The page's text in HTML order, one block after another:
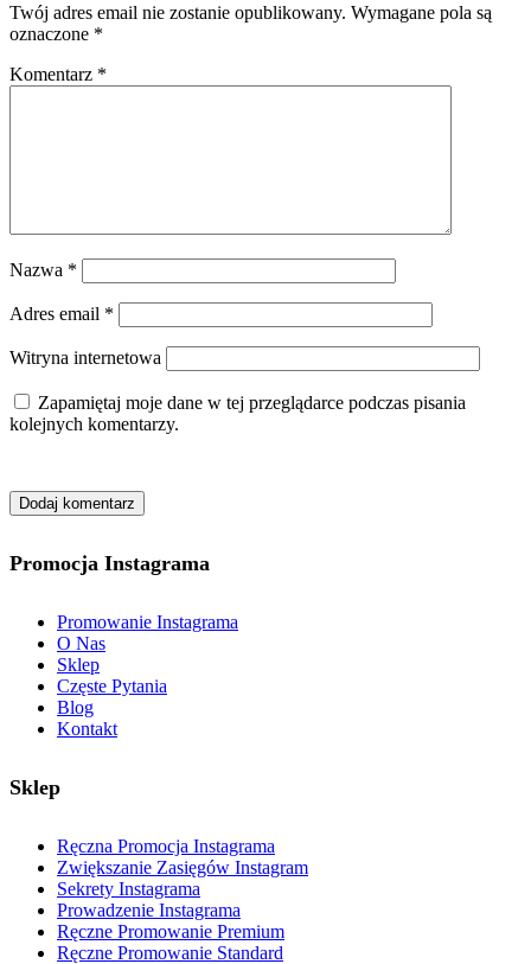
Twój adres email nie zostanie opublikowany. Wymagane pola są
oznaczone *
Komentarz *
Nazwa *
Adres email *
Witryna internetowa
Zapamiętaj moje dane w tej przeglądarce podczas pisania
kolejnych komentarzy.
Promocja Instagrama
Promowanie Instagrama
O Nas
Sklep
Częste Pytania
Blog
Kontakt
Sklep
Ręczna Promocja Instagrama
Zwiększanie Zasięgów Instagram
Sekrety Instagrama
Prowadzenie Instagrama
Ręczne Promowanie Premium
Ręczne Promowanie Standard